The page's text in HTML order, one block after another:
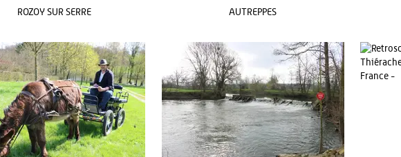
ROZOY SUR SERRE AUTREPPES